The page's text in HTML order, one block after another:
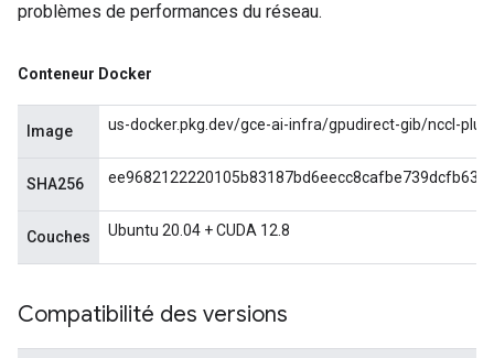
problèmes de performances du réseau.
Conteneur Docker
Image us-docker.pkg.dev/gce-ai-infra/gpudirect-gib/nccl-
SHA256
Couches Ubuntu 20.04 + CUDA 12.8
Compatibilité des versions